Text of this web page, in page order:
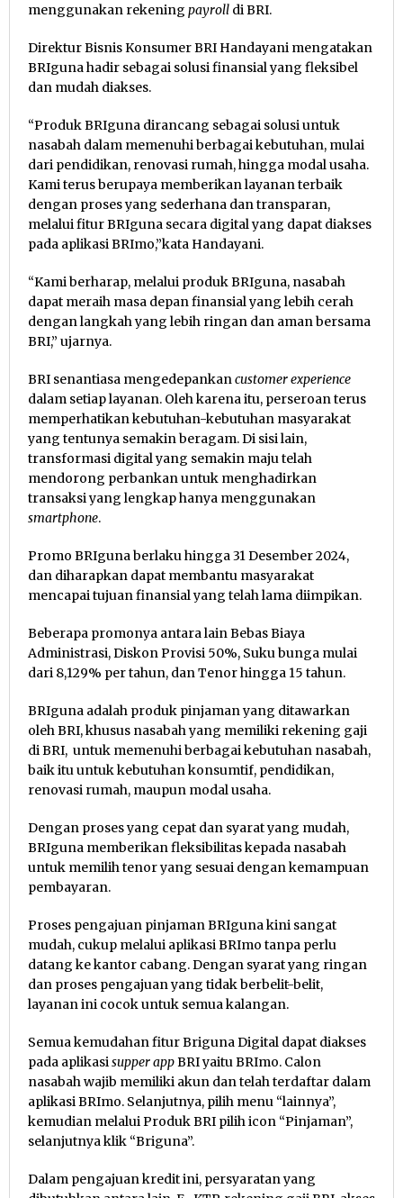
menggunakan rekening payroll di BRI.
Direktur Bisnis Konsumer BRI Handayani mengatakan
BRIguna hadir sebagai solusi finansial yang fleksibel
dan mudah diakses.
“Produk BRIguna dirancang sebagai solusi untuk
nasabah dalam memenuhi berbagai kebutuhan, mulai
dari pendidikan, renovasi rumah, hingga modal usaha.
Kami terus berupaya memberikan layanan terbaik
dengan proses yang sederhana dan transparan,
melalui fitur BRIguna secara digital yang dapat diakses
pada aplikasi BRImo,”kata Handayani.
“Kami berharap, melalui produk BRIguna, nasabah
dapat meraih masa depan finansial yang lebih cerah
dengan langkah yang lebih ringan dan aman bersama
BRI,” ujarnya.
BRI senantiasa mengedepankancustomer experience
dalam setiap layanan. Oleh karena itu, perseroan terus
memperhatikan kebutuhan-kebutuhan masyarakat
yang tentunya semakin beragam. Di sisi lain,
transformasi digital yang semakin maju telah
mendorong perbankan untuk menghadirkan
transaksi yang lengkap hanya menggunakan
smartphone.
Promo BRIguna berlaku hingga 31 Desember 2024,
dan diharapkan dapat membantu masyarakat
mencapai tujuan finansial yang telah lama diimpikan.
Beberapa promonya antara lain Bebas Biaya
Administrasi, Diskon Provisi 50%, Suku bunga mulai
dari 8,129% per tahun, dan Tenor hingga 15 tahun.
BRIguna adalah produk pinjaman yang ditawarkan
oleh BRI, khusus nasabah yang memiliki rekening gaji
di BRI, untuk memenuhi berbagai kebutuhan nasabah,
baik itu untuk kebutuhan konsumtif, pendidikan,
renovasi rumah, maupun modal usaha.
Dengan proses yang cepat dan syarat yang mudah,
BRIguna memberikan fleksibilitas kepada nasabah
untuk memilih tenor yang sesuai dengan kemampuan
pembayaran.
Proses pengajuan pinjaman BRIguna kini sangat
mudah, cukup melalui aplikasi BRImo tanpa perlu
datang ke kantor cabang. Dengan syarat yang ringan
dan proses pengajuan yang tidak berbelit-belit,
layanan ini cocok untuk semua kalangan.
Semua kemudahan fitur Briguna Digital dapat diakses
pada aplikasisupper appBRI yaitu BRImo. Calon
nasabah wajib memiliki akun dan telah terdaftar dalam
aplikasi BRImo. Selanjutnya, pilih menu “lainnya”,
kemudian melalui Produk BRI pilih icon “Pinjaman”,
selanjutnya klik “Briguna”.
Dalam pengajuan kredit ini, persyaratan yang